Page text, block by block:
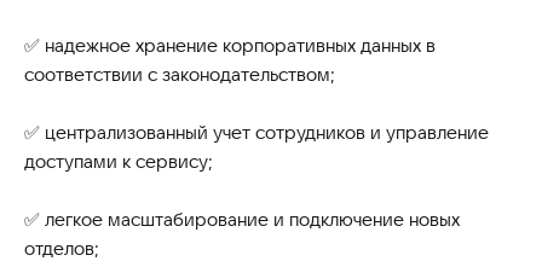
✅ надежное хранение корпоративных данных в
соответствии с законодательством;
✅ централизованный учет сотрудников и управление
доступами к сервису;
✅ легкое масштабирование и подключение новых
отделов;